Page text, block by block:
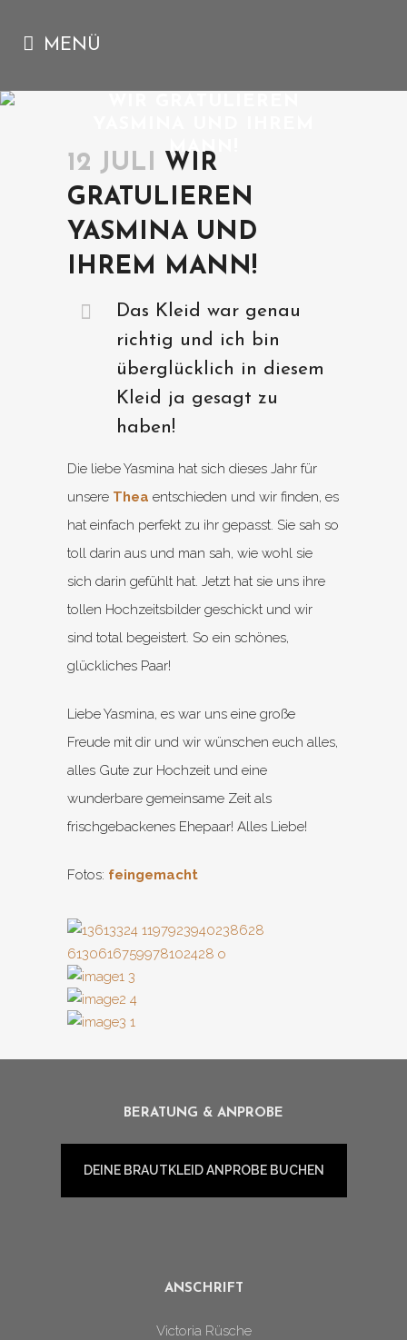
MANN!
12 JULI WIR
GRATULIEREN
YASMINA UND
IHREM MANN!
Das Kleid war genau
richtig und ich bin
überglücklich in diesem
Kleid ja gesagt zu
haben!
Die liebe Yasmina hat sich dieses Jahr für
unsere Thea entschieden und wir finden, es
hat einfach perfekt zu ihr gepasst. Sie sah so
toll darin aus und man sah, wie wohl sie
sich darin gefühlt hat. Jetzt hat sie uns ihre
tollen Hochzeitsbilder geschickt und wir
sind total begeistert. So ein schönes,
glückliches Paar!
Liebe Yasmina, es war uns eine große
Freude mit dir und wir wünschen euch alles,
alles Gute zur Hochzeit und eine
wunderbare gemeinsame Zeit als
frischgebackenes Ehepaar! Alles Liebe!
Fotos: feingemacht
BERATUNG & ANPROBE
DEINE BRAUTKLEID ANPROBE BUCHEN
ANSCHRIFT
Victoria Rüsche